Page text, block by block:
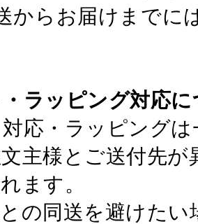
からお届けまでに
ラッピング対応
応・ラッピング
主様とご送付先
ます。
の同送を避けた